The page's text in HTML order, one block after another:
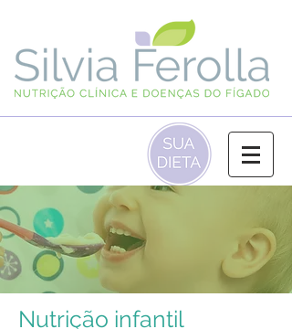
(‪31) 97201‑0090‬
Nutrição infantil